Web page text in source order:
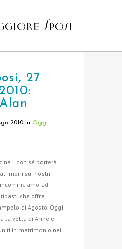
27
2010 in Oggi
con sé porterà
sui nostri
ad
che offre
di Agosto. Oggi
la volta di Anne e
in matrimonio nei